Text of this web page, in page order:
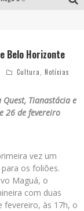
Yan traz a turnê nacional do PagodYANdo para Belo Horizonte
Belo Horizonte
Cultura Notícias
Tianastácia e
26 de fevereiro
vez um
os foliões.
Maguá, o
com duas
fevereiro, às 17h, o